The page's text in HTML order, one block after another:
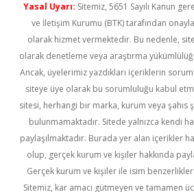
Yasal Uyarı: Sitemiz, 5651 Sayılı Kanun
ve İletişim Kurumu (BTK) tarafından
olarak hizmet vermektedir. Bu nedenle,
olarak denetleme veya araştırma
Ancak, üyelerimiz yazdıkları içeriklerin
siteye üye olarak bu sorumluluğu kabul
sitesi, herhangi bir marka, kurum veya şahıs
bulunmamaktadır. Sitede yalnızca kendi
paylaşılmaktadır. Burada yer alan içerikler
olup, gerçek kurum ve kişiler hakkında
Gerçek kurum ve kişiler ile isim
Sitemiz, kar amacı gütmeyen ve tamamen